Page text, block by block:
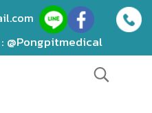
@Pongpitmedical